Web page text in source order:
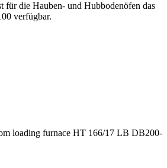
für die Hauben- und Hubbodenöfen das
verfügbar.